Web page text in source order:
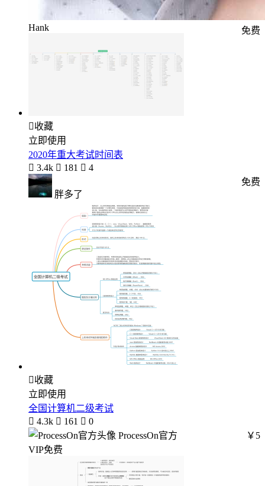
Hank 免费
收藏
立即使用
2020年重大考试时间表
 3.4k  181  4
胖多了
免费
收藏
立即使用
全国计算机二级考试
 4.3k  161  0
ProcessOn官方
￥5
VIP免费